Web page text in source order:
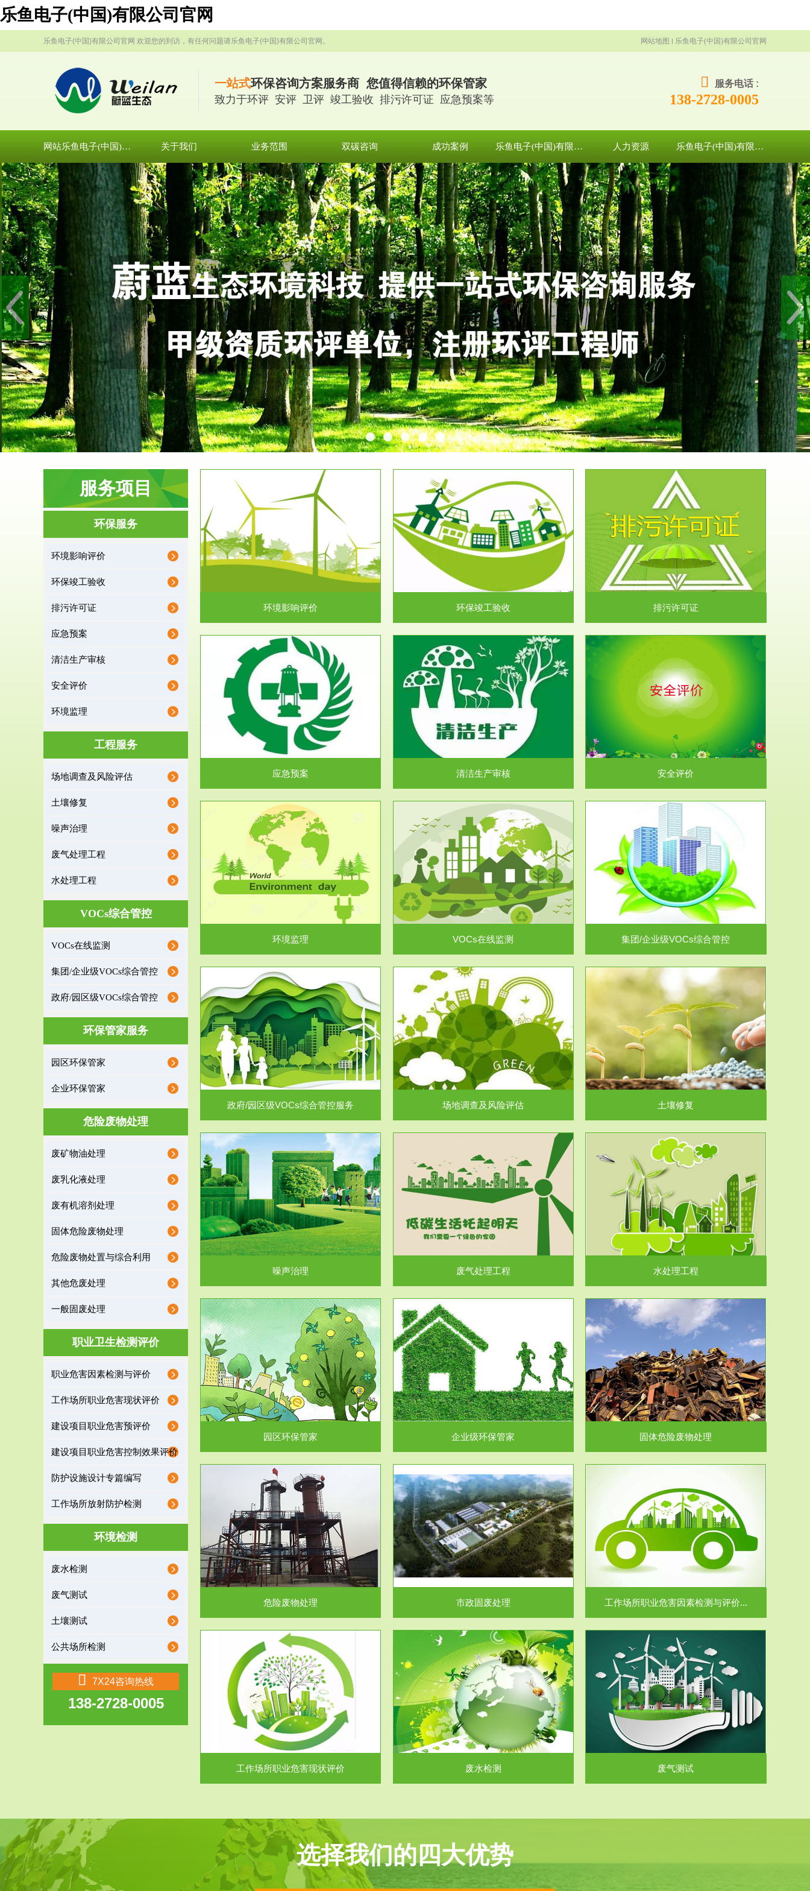
乐鱼电子(中国)有限公司官网
乐鱼电子(中国)有限公司官网 欢迎您的到访，有任何问题请乐鱼电子(中国)有限公司官网。 网站地图 乐鱼电子(中国)有限公司官网
一站式环保咨询方案服务商 您值得信赖的环保管家
致力于环评 安评 卫评 竣工验收 排污许可证 应急预案等
服务电话 :
138-2728-0005
网站乐鱼电子(中国)有限公司官网 关于我们 业务范围 双碳咨询 成功案例 乐鱼电子(中国)有限公司官网 人力资源 乐鱼电子(中国)有限公司官网
服务项目
环保服务
环境影响评价
环保竣工验收
排污许可证
应急预案
清洁生产审核
安全评价
环境监理
工程服务
场地调查及风险评估
土壤修复
噪声治理
废气处理工程
水处理工程
VOCs综合管控
VOCs在线监测
集团/企业级VOCs综合管控
政府/园区级VOCs综合管控
环保管家服务
园区环保管家
企业环保管家
危险废物处理
废矿物油处理
废乳化液处理
废有机溶剂处理
固体危险废物处理
危险废物处置与综合利用
其他危废处理
一般固废处理
职业卫生检测评价
职业危害因素检测与评价
工作场所职业危害现状评价
建设项目职业危害预评价
建设项目职业危害控制效果评价
防护设施设计专篇编写
工作场所放射防护检测
环境检测
废水检测
废气测试
土壤测试
公共场所检测
7X24咨询热线
138-2728-0005
服务范围
环境影响评价
据《中华人民共和国环境保护法》第十九条 编制
有关开发利用规划，建...
环境影响评价
服务范围
环保竣工验收
根据《建设项目环境保护管理条例》第十七条 编
制环境影响报告书、...
环保竣工验收
服务范围
排污许可证
排污许可申报咨询：（排污许可证）根据《中华
人民共和国环境保护法》...
排污许可证
业事业单位应当按照...
应急预案
服务范围
清洁生产审核
根据《中华人民共和国清洁生产促进法》、《清
洁生产审核暂行办法...
清洁生产审核
服务范围
安全评价
安全评价安全评价目的是查找、分析和预测工
程、系统、生产经营活...
安全评价
收监管的重要辅助...
环境监理
服务范围
VOCs在线监测
根据《重点区域大气污染防治“十二五”规划》有
机废气净化率达...
VOCs在线监测
服务范围
集团/企业级VOCs综合管控
进行VOCs管控，首先就要找到排放的源头，并
监测估算出排放量。企业...
集团/企业级VOCs综合管控
政府/园区级VOCs综合管控服务
根据《石化行业挥发性有机物综合整治方案》文
政府/园区级VOCs综合管控服务
服务范围
场地调查及风险评估
受政府或企业委托，对于拟关停搬迁和拟变更土
地利用方式或者土地使...
场地调查及风险评估
服务范围
土壤修复
土壤修复
服务范围
噪声治理
噪声治理
服务范围
废气处理工程
废气处理工程
服务范围
水处理工程
水处理工程
服务范围
园区环保管家
保护作用促进供给侧结...
园区环保管家
服务范围
企业级环保管家
排污许可证作为企业环保执法情况的一个重要依
据，其必要性及合规性...
企业级环保管家
服务范围
固体危险废物处理
固体废物解释：固体废物是指人们在生产建设、
日常生活和其他活动中...
固体危险废物处理
服务范围
危险废物处理
危险废物解释：根据《中华人民共和国固体废物
污染防治法》的规定，危...
危险废物处理
服务范围
市政固废处理
蔚蓝生态环境科技所从事的市政废物处理业务包
括市政废物的处理处...
市政固废处理
服务范围
工作场所职业危害因素检测与评价...
【检测评价意义】：全面了解工作场所职业病危
害因素分布与浓（强）度...
工作场所职业危害因素检测与评价...
服务范围
工作场所职业危害现状评价
工作场所职业危害现状评价
服务范围
废水检测
废水污水检测主要是对企业工厂在生产工艺过程
中排出的废水、污水...
废水检测
服务范围
废气测试
检测范围工业废气检测包括有机废气和无机废
气。有机废气主要包括...
废气测试
选择我们的四大优势